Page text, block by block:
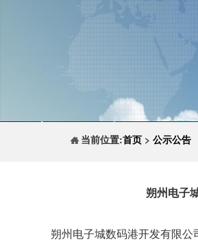
当前位置:首页 > 公示公告
朔州电子
朔州电子城数码港开发有限公